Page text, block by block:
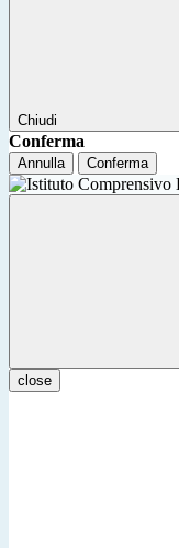
Chiudi
Conferma
Annulla Conferma
close